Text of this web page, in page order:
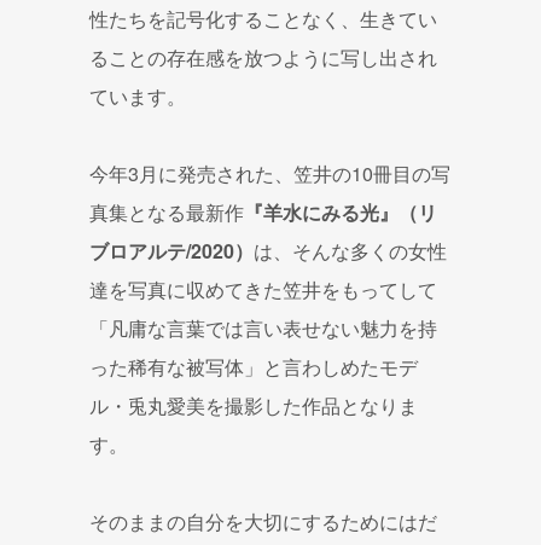
性たちを記号化することなく、生きてい
ることの存在感を放つように写し出され
ています。
今年3月に発売された、笠井の10冊目の写
真集となる最新作 『羊水にみる光』（リ
ブロアルテ/2020） は、そんな多くの女性
達を写真に収めてきた笠井をもってして
「凡庸な言葉では言い表せない魅力を持
った稀有な被写体」と言わしめたモデ
ル・兎丸愛美を撮影した作品となりま
す。
そのままの自分を大切にするためにはだ